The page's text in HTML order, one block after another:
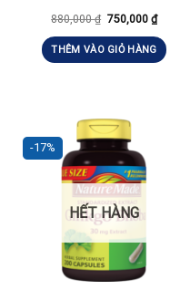
880,000₫ 750,000 ₫
THÊM VÀO GIỎ HÀNG
-17%
HẾT HÀNG